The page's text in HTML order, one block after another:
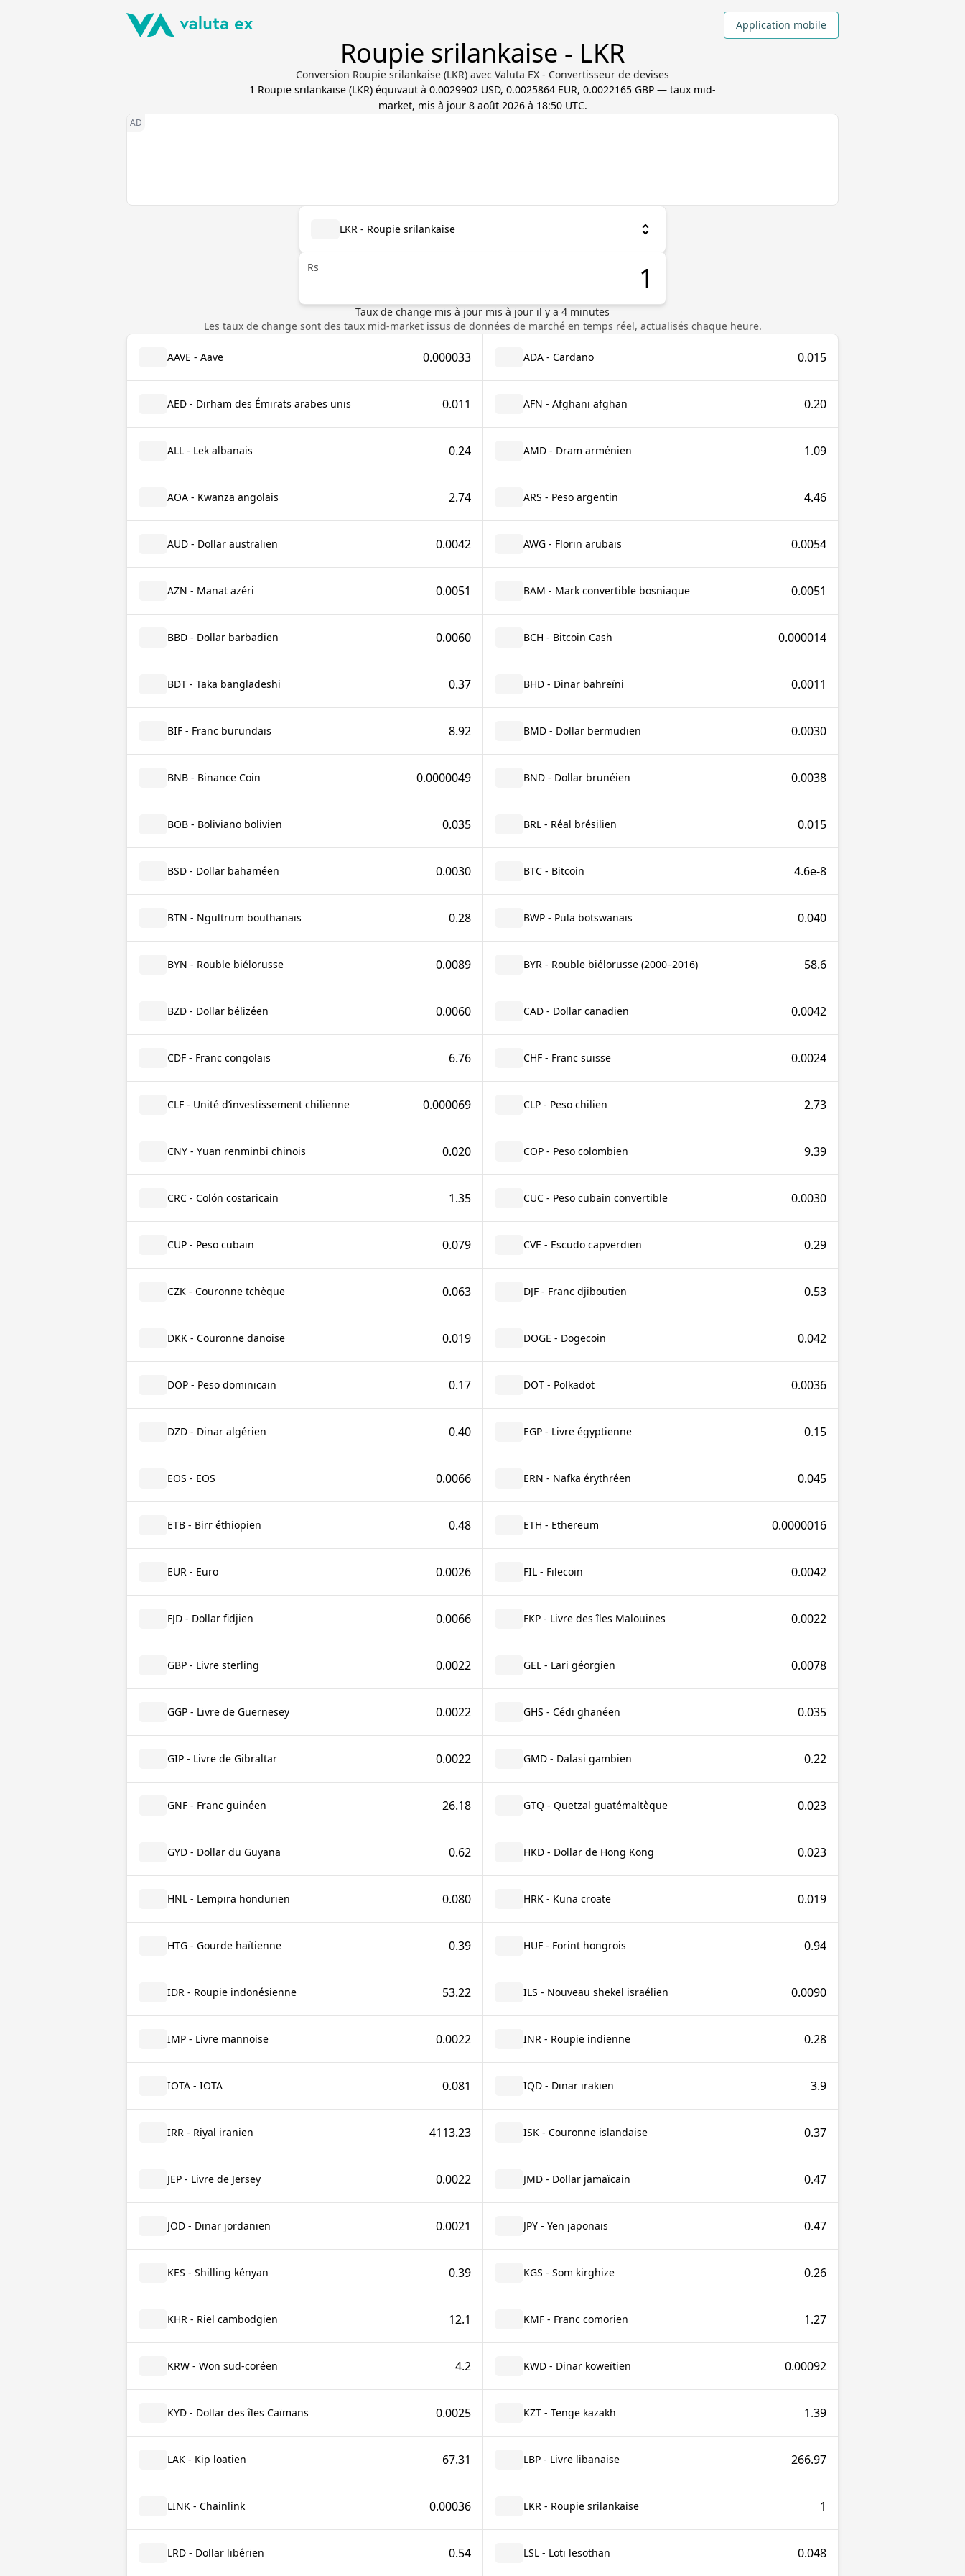
Application mobile
Roupie srilankaise - LKR
Conversion Roupie srilankaise (LKR) avec Valuta EX - Convertisseur de devises
1 Roupie srilankaise (LKR) équivaut à 0.0029902 USD, 0.0025864 EUR, 0.0022165 GBP — taux mid-
market, mis à jour 8 août 2026 à 18:50 UTC.
LKR - Roupie srilankaise
Rs
Taux de change mis à jour mis à jour il y a 4 minutes
Les taux de change sont des taux mid-market issus de données de marché en temps réel, actualisés chaque heure.
AAVE - Aave 0.000033 ADA - Cardano 0.015
AED - Dirham des Émirats arabes unis 0.011 AFN - Afghani afghan 0.20
ALL - Lek albanais 0.24 AMD - Dram arménien 1.09
AOA - Kwanza angolais 2.74 ARS - Peso argentin 4.46
AUD - Dollar australien 0.0042 AWG - Florin arubais 0.0054
AZN - Manat azéri 0.0051 BAM - Mark convertible bosniaque 0.0051
BBD - Dollar barbadien 0.0060 BCH - Bitcoin Cash 0.000014
BDT - Taka bangladeshi 0.37 BHD - Dinar bahreïni 0.0011
BIF - Franc burundais 8.92 BMD - Dollar bermudien 0.0030
BNB - Binance Coin 0.0000049 BND - Dollar brunéien 0.0038
BOB - Boliviano bolivien 0.035 BRL - Réal brésilien 0.015
BSD - Dollar bahaméen 0.0030 BTC - Bitcoin 4.6e-8
BTN - Ngultrum bouthanais 0.28 BWP - Pula botswanais 0.040
BYN - Rouble biélorusse 0.0089 BYR - Rouble biélorusse (2000–2016) 58.6
BZD - Dollar bélizéen 0.0060 CAD - Dollar canadien 0.0042
CDF - Franc congolais 6.76 CHF - Franc suisse 0.0024
CLF - Unité d’investissement chilienne 0.000069 CLP - Peso chilien 2.73
CNY - Yuan renminbi chinois 0.020 COP - Peso colombien 9.39
CRC - Colón costaricain 1.35 CUC - Peso cubain convertible 0.0030
CUP - Peso cubain 0.079 CVE - Escudo capverdien 0.29
CZK - Couronne tchèque 0.063 DJF - Franc djiboutien 0.53
DKK - Couronne danoise 0.019 DOGE - Dogecoin 0.042
DOP - Peso dominicain 0.17 DOT - Polkadot 0.0036
DZD - Dinar algérien 0.40 EGP - Livre égyptienne 0.15
EOS - EOS 0.0066 ERN - Nafka érythréen 0.045
ETB - Birr éthiopien 0.48 ETH - Ethereum 0.0000016
EUR - Euro 0.0026 FIL - Filecoin 0.0042
FJD - Dollar fidjien 0.0066 FKP - Livre des îles Malouines 0.0022
GBP - Livre sterling 0.0022 GEL - Lari géorgien 0.0078
GGP - Livre de Guernesey 0.0022 GHS - Cédi ghanéen 0.035
GIP - Livre de Gibraltar 0.0022 GMD - Dalasi gambien 0.22
GNF - Franc guinéen 26.18 GTQ - Quetzal guatémaltèque 0.023
GYD - Dollar du Guyana 0.62 HKD - Dollar de Hong Kong 0.023
HNL - Lempira hondurien 0.080 HRK - Kuna croate 0.019
HTG - Gourde haïtienne 0.39 HUF - Forint hongrois 0.94
IDR - Roupie indonésienne 53.22 ILS - Nouveau shekel israélien 0.0090
IMP - Livre mannoise 0.0022 INR - Roupie indienne 0.28
IOTA - IOTA 0.081 IQD - Dinar irakien 3.9
IRR - Riyal iranien 4113.23 ISK - Couronne islandaise 0.37
JEP - Livre de Jersey 0.0022 JMD - Dollar jamaïcain 0.47
JOD - Dinar jordanien 0.0021 JPY - Yen japonais 0.47
KES - Shilling kényan 0.39 KGS - Som kirghize 0.26
KHR - Riel cambodgien 12.1 KMF - Franc comorien 1.27
KRW - Won sud-coréen 4.2 KWD - Dinar koweïtien 0.00092
KYD - Dollar des îles Caïmans 0.0025 KZT - Tenge kazakh 1.39
LAK - Kip loatien 67.31 LBP - Livre libanaise 266.97
LINK - Chainlink 0.00036 LKR - Roupie srilankaise 1
LRD - Dollar libérien 0.54 LSL - Loti lesothan 0.048